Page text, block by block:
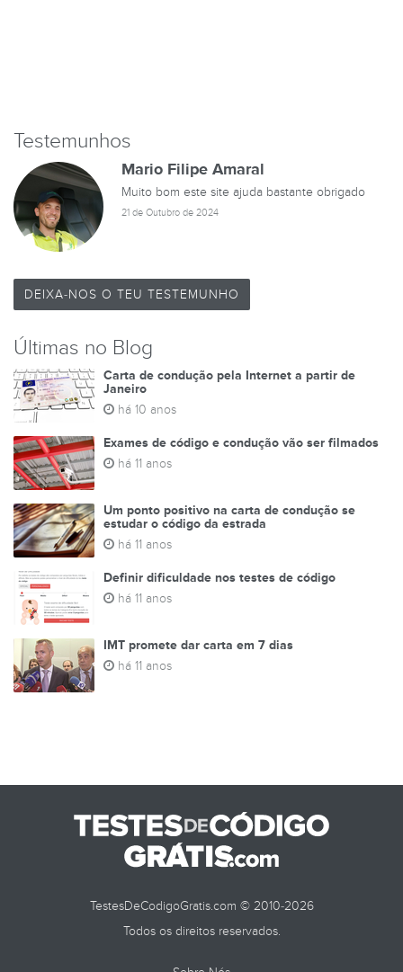
Testemunhos
Mario Filipe Amaral
Muito bom este site ajuda bastante obrigado
21 de Outubro de 2024
DEIXA-NOS O TEU TESTEMUNHO
Últimas no Blog
Carta de condução pela Internet a partir de
Janeiro
há 10 anos
Exames de código e condução vão ser filmados
há 11 anos
Um ponto positivo na carta de condução se
estudar o código da estrada
há 11 anos
Definir dificuldade nos testes de código
há 11 anos
IMT promete dar carta em 7 dias
há 11 anos
TestesDeCodigoGratis.com © 2010-2026
Todos os direitos reservados.